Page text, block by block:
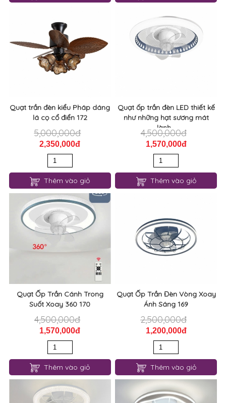
Quạt trần đèn kiểu Pháp dáng
lá cọ cổ điển 172
5,000,000đ
2,350,000đ
Thêm vào giỏ
Quạt ốp trần đèn LED thiết kế
như những hạt sương mát
lành...
4,500,000đ
1,570,000đ
Thêm vào giỏ
Quạt Ốp Trần Cánh Trong
Suốt Xoay 360 170
4,500,000đ
1,570,000đ
Thêm vào giỏ
Quạt Ốp Trần Đèn Vòng Xoay
Ánh Sáng 169
2,500,000đ
1,200,000đ
Thêm vào giỏ